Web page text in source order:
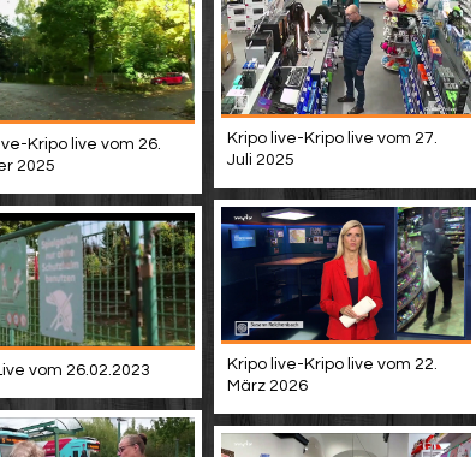
Kripo live-Kripo live vom 27.
Juli 2025
Kripo live vom 26.
2025
Kripo live-Kripo live vom 22.
März 2026
vom 26.02.2023